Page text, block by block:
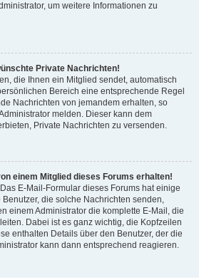
um weitere Informationen zu
Private Nachrichten!
die Ihnen ein Mitglied sendet, automatisch
Bereich eine entsprechende Regel
Nachrichten von jemandem erhalten, so
melden. Dieser kann dem
Private Nachrichten zu versenden.
einem Mitglied dieses Forums erhalten!
E-Mail-Formular dieses Forums hat einige
die solche Nachrichten senden,
einem Administrator die komplette E-Mail, die
Dabei ist es ganz wichtig, die Kopfzeilen
enthalten Details über den Benutzer, der die
kann dann entsprechend reagieren.